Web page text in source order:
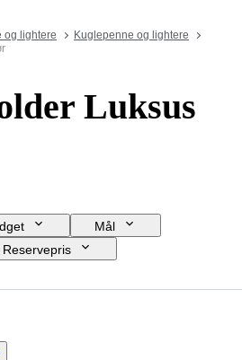
og lightere
Kuglepenne og lightere
Luksus
Mål
Reservepris